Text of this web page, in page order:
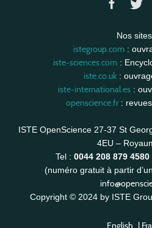
Nos
istegroup.com:
iste-sciences.com:
iste.co.uk :
iste-international.es:
openscience.fr:
ISTE OpenScience 27-37 St
4EU –
Tel : 0044 208 879 4580
(numéro gratuit à partir
Copyright © 2024 by ISTE
English |